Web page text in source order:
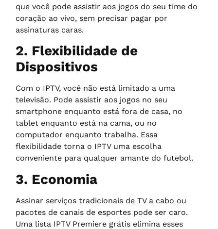
que você pode assistir aos jogos do seu time do
coração ao vivo, sem precisar pagar por
assinaturas caras.
2. Flexibilidade de
Dispositivos
Com o IPTV, você não está limitado a uma
televisão. Pode assistir aos jogos no seu
smartphone enquanto está fora de casa, no
tablet enquanto está na cama, ou no
computador enquanto trabalha. Essa
flexibilidade torna o IPTV uma escolha
conveniente para qualquer amante do futebol.
3. Economia
Assinar serviços tradicionais de TV a cabo ou
pacotes de canais de esportes pode ser caro.
Uma lista IPTV Premiere grátis elimina esses